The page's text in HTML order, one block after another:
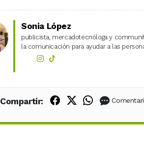
Sonia López
publicista, mercadotecnóloga y
la comunicación para ayudar a las
Compartir: Compartir en
Compartir en
Compartir